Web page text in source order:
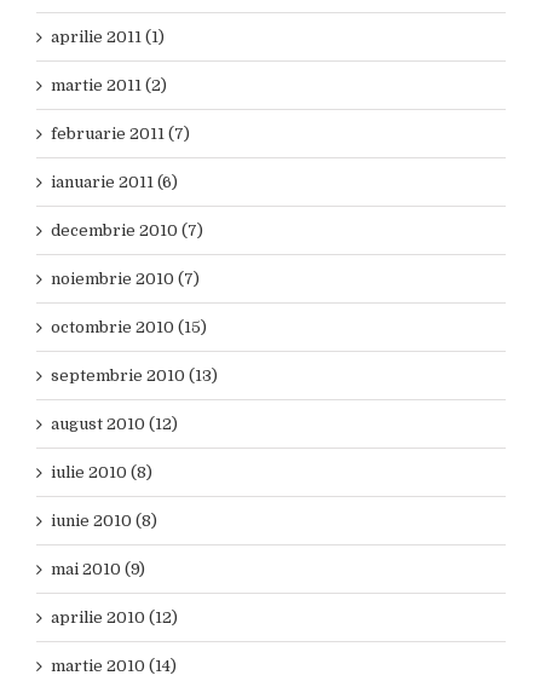
aprilie 2011 (1)
martie 2011 (2)
februarie 2011 (7)
ianuarie 2011 (6)
decembrie 2010 (7)
noiembrie 2010 (7)
octombrie 2010 (15)
septembrie 2010 (13)
august 2010 (12)
iulie 2010 (8)
iunie 2010 (8)
mai 2010 (9)
aprilie 2010 (12)
martie 2010 (14)